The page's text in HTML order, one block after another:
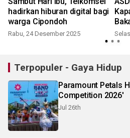
hadirkan hiburan digital bagi
warga Cipondoh
Rabu, 24 Desember 2025
Terpopuler - Gaya Hidup
Paramount Petals
Competition 2026'
Jul 26th